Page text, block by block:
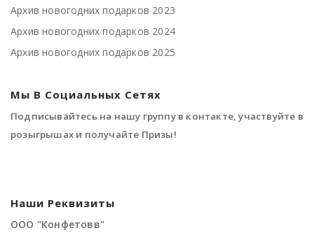
Архив новогодних подарков 2023
Архив новогодних подарков 2024
Архив новогодних подарков 2025
Мы В Социальных Сетях
Подписывайтесь на нашу группу в контакте, участвуйте в
розыгрышах и получайте Призы!
Наши Реквизиты
ООО "Конфетовв"